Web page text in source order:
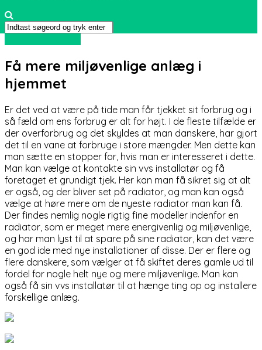
Få mere miljøvenlige anlæg i
hjemmet
Er det ved at være på tide man får tjekket sit forbrug og i
så fæld om ens forbrug er alt for højt. I de fleste tilfælde er
der overforbrug og det skyldes at man danskere, har gjort
det til en vane at forbruge i store mængder. Men dette kan
man sætte en stopper for, hvis man er interesseret i dette.
Man kan vælge at kontakte sin vvs installatør og få
foretaget et grundigt tjek. Her kan man få sikret sig at alt
er også, og der bliver set på radiator, og man kan også
vælge at høre mere om de nyeste radiator man kan få.
Der findes nemlig nogle rigtig fine modeller indenfor en
radiator, som er meget mere energivenlig og miljøvenlige,
og har man lyst til at spare på sine radiator, kan det være
en god ide med nye installationer af disse. Der er flere og
flere danskere, som vælger at få skiftet deres gamle ud til
fordel for nogle helt nye og mere miljøvenlige. Man kan
også få sin vvs installatør til at hænge ting op og installere
forskellige anlæg.